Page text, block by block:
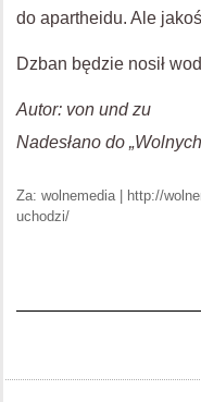
do apartheidu. Ale
Dzban będzie nosił
Autor: von und zu
Nadesłano do
Za: wolnemedia | http://
uchodzi/